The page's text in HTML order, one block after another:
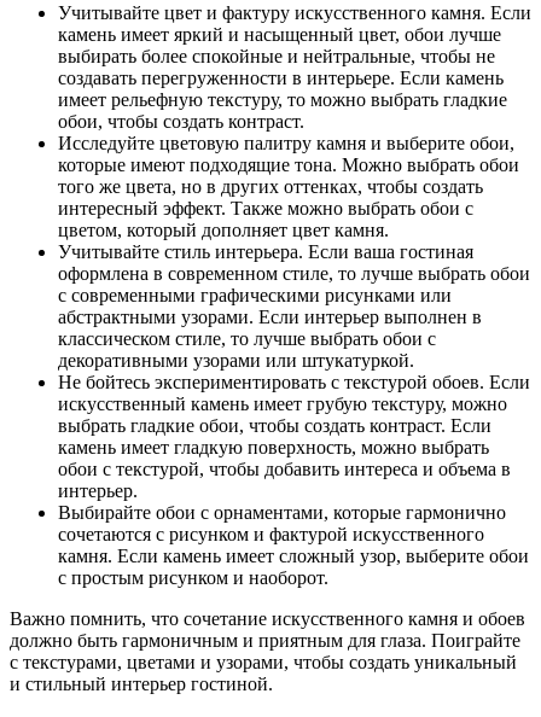
Учитывайте цвет и фактуру искусственного камня. Если
камень имеет яркий и насыщенный цвет, обои лучше
выбирать более спокойные и нейтральные, чтобы не
создавать перегруженности в интерьере. Если камень
имеет рельефную текстуру, то можно выбрать гладкие
обои, чтобы создать контраст.
Исследуйте цветовую палитру камня и выберите обои,
которые имеют подходящие тона. Можно выбрать обои
того же цвета, но в других оттенках, чтобы создать
интересный эффект. Также можно выбрать обои с
цветом, который дополняет цвет камня.
Учитывайте стиль интерьера. Если ваша гостиная
оформлена в современном стиле, то лучше выбрать обои
с современными графическими рисунками или
абстрактными узорами. Если интерьер выполнен в
классическом стиле, то лучше выбрать обои с
декоративными узорами или штукатуркой.
Не бойтесь экспериментировать с текстурой обоев. Если
искусственный камень имеет грубую текстуру, можно
выбрать гладкие обои, чтобы создать контраст. Если
камень имеет гладкую поверхность, можно выбрать
обои с текстурой, чтобы добавить интереса и объема в
интерьер.
Выбирайте обои с орнаментами, которые гармонично
сочетаются с рисунком и фактурой искусственного
камня. Если камень имеет сложный узор, выберите обои
с простым рисунком и наоборот.
Важно помнить, что сочетание искусственного камня и обоев
должно быть гармоничным и приятным для глаза. Поиграйте
с текстурами, цветами и узорами, чтобы создать уникальный
и стильный интерьер гостиной.